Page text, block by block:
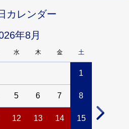
カレンダー
年8月
水 木 金 土
1
5 6 7 8
12 13 14 15 13